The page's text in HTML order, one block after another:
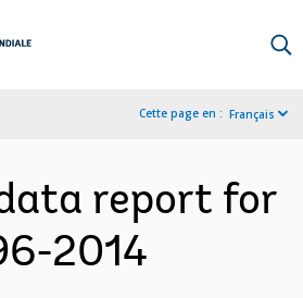
Cette page en : Français
report for
2014